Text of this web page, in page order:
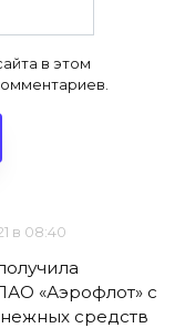
в этом
в 08:40
«Аэрофлот» с
средств